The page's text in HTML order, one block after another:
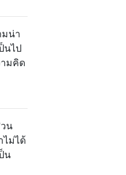
มน่า
นไป
มคิด
น
ม่ได้
น